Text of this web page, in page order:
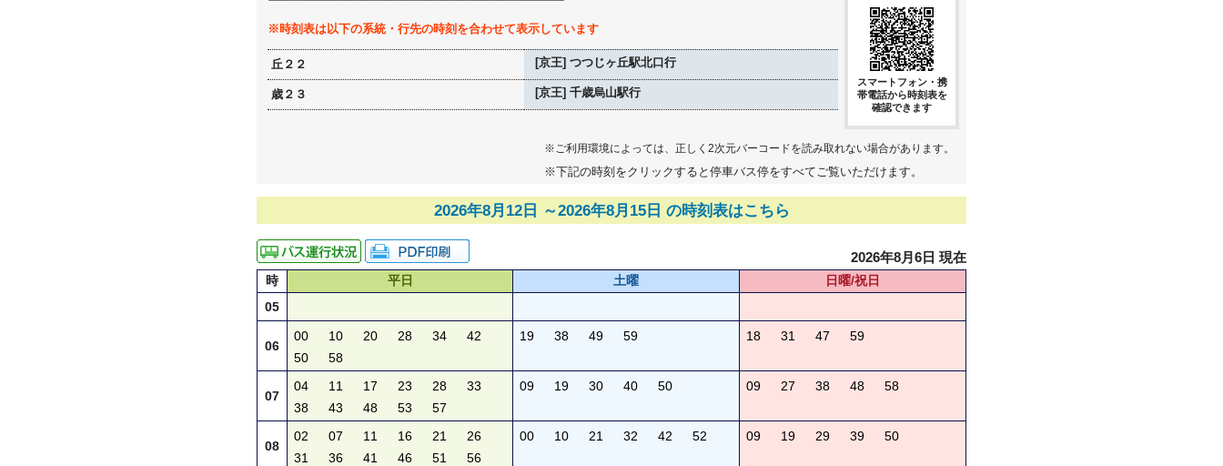
※時刻表は以下の系統・行先の時刻を合わせて表示しています
丘２２ [京王] つつじヶ丘駅北口行
歳２３ [京王] 千歳烏山駅行
スマートフォン・携
帯電話から時刻表を
確認できます
※ご利用環境によっては、正しく2次元バーコードを読み取れない場合があります。
※下記の時刻をクリックすると停車バス停をすべてご覧いただけます。
2026年8月12日 ～2026年8月15日 の時刻表はこちら
2026年8月6日 現在
時 平日 土曜
日曜/祝日
05
06
00 10 20 28 34
42
50
58
19 38 49 59 18 31 47 59
07
04 11 17 23 28
33
38
43 48 53 57
09 19 30 40 50 09 27 38 48 58
08
02 07 11 16 21
26
31
36 41 46 51 56
00 10 21 32 42 52 09 19 29 39 50